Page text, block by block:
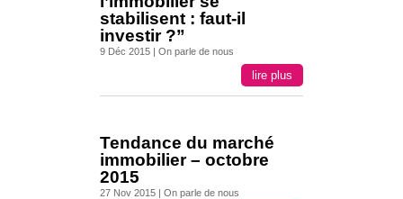
stabilisent : faut-il
investir ?”
9 Déc 2015| On parle de nous
lire plus
Tendance du marché
immobilier – octobre
2015
27 Nov 2015| On parle de nous